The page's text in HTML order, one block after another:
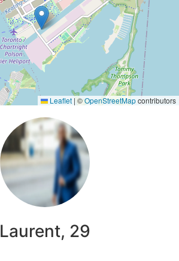
Leaflet | ©OpenStreetMapcontributors
Laurent, 29